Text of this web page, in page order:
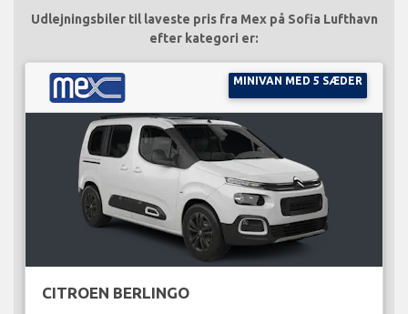
Udlejningsbiler til laveste pris fra Mex på Sofia Lufthavn
efter kategori er:
MINIVAN MED 5 SÆDER
CITROEN BERLINGO